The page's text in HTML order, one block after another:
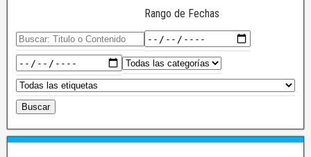
Rango de Fechas